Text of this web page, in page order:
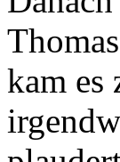
kam es